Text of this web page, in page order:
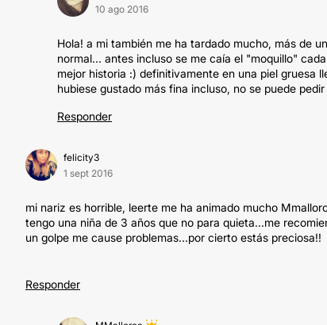
10 ago 2016
Hola! a mi también me ha tardado mucho, más de
normal... antes incluso se me caía el "moquillo"
mejor historia :) definitivamente en una piel gruesa
hubiese gustado más fina incluso, no se puede
Responder
felicity3
1 sept 2016
mi nariz es horrible, leerte me ha animado mucho
tengo una niña de 3 años que no para quieta...me
un golpe me cause problemas...por cierto estás preciosa!!
Responder